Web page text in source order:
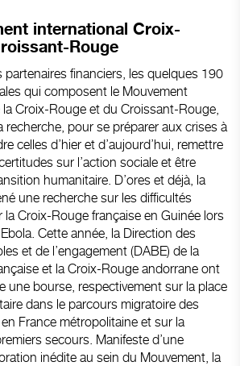
international Croix-
Rouge
partenaires financiers, les quelques 190
qui composent le Mouvement
Croix-Rouge et du Croissant-Rouge,
recherche, pour se préparer aux crises à
celles d’hier et d’aujourd’hui, remettre
sur l’action sociale et être
humanitaire. D’ores et déjà, la
une recherche sur les difficultés
la Croix-Rouge française en Guinée lors
Cette année, la Direction des
et de l’engagement (DABE) de la
et la Croix-Rouge andorrane ont
une bourse, respectivement sur la place
dans le parcours migratoire des
France métropolitaine et sur la
secours. Manifeste d’une
inédite au sein du Mouvement, la